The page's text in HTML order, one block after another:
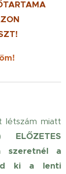
miatt
ELŐZETES
szeretnél a
ki a lenti